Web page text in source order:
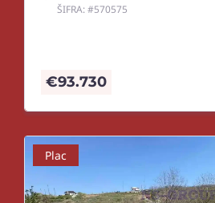
ŠIFRA: #570575
€93.730
Plac